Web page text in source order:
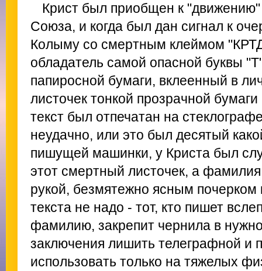
Крист был приобщен к "движению"
Союза, и когда был дан сигнал к
Колыму со смертным клеймом
обладатель самой опасной буквы
папиросной бумаги, вклеенный в
листочек тонкой прозрачной
текст был отпечатан на
неудачно, или это был десятый
пишущей машинки, у Криста был
этот смертный листочек, а
рукой, безмятежно ясным почерком
текста не надо - тот, кто пишет
фамилию, закрепит чернила в
заключения лишить телеграфной и
использовать только на тяжелых